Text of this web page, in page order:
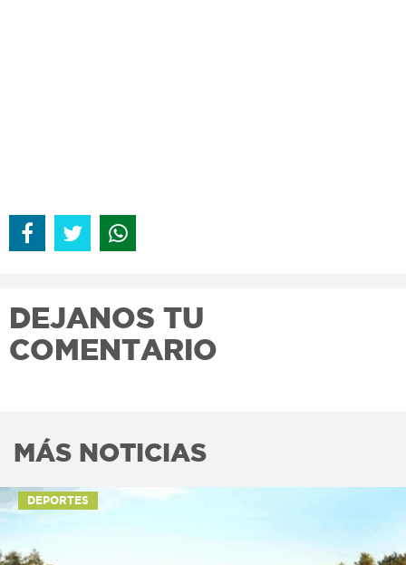
DEJANOS TU
COMENTARIO
MÁS NOTICIAS
DEPORTES